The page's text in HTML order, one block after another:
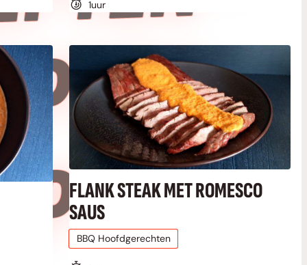
1uur
FLANK STEAK MET ROMESCO
SAUS
BBQ Hoofdgerechten